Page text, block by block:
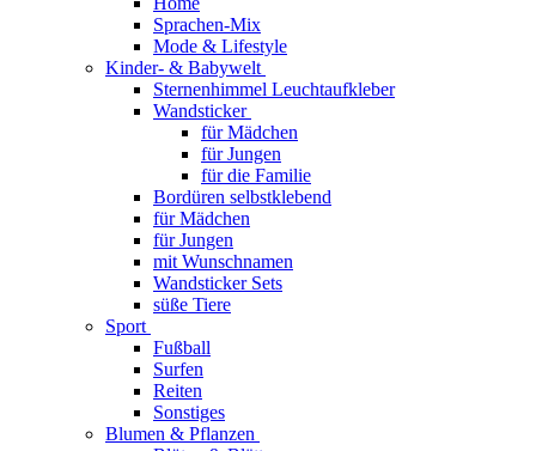
Sprachen-Mix
Mode & Lifestyle
Kinder- & Babywelt
Sternenhimmel Leuchtaufkleber
Wandsticker
für Mädchen
für Jungen
für die Familie
Bordüren selbstklebend
für Mädchen
für Jungen
mit Wunschnamen
Wandsticker Sets
süße Tiere
Sport
Fußball
Surfen
Reiten
Sonstiges
Blumen & Pflanzen